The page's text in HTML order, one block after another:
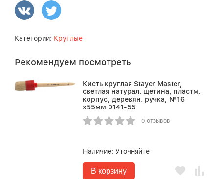
Категории: Круглые
Рекомендуем посмотреть
Кисть круглая Stayer Master,
светлая натурал. щетина, пластм.
корпус, деревян. ручка, №16
x55мм 0141-55
0 отзывов
Наличие:Уточняйте
В корзину